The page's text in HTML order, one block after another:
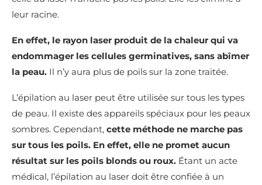
leur racine.
En effet, le rayon laser produit de la chaleur qui va
endommager les cellules germinatives, sans abîmer
la peau. Il n’y aura plus de poils sur la zone traitée.
L’épilation au laser peut être utilisée sur tous les types
de peau. Il existe des appareils spéciaux pour les peaux
sombres. Cependant, cette méthode ne marche pas
sur tous les poils. En effet, elle ne promet aucun
résultat sur les poils blonds ou roux. Étant un acte
médical, l’épilation au laser doit être confiée à un